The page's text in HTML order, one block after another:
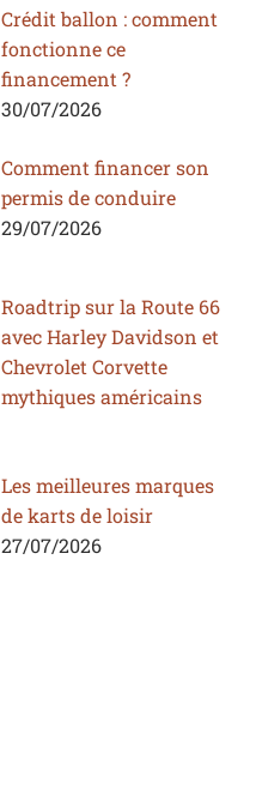
Crédit ballon : comment
fonctionne ce
financement ?
30/07/2026
Comment financer son
permis de conduire
29/07/2026
Roadtrip sur la Route 66
avec Harley Davidson et
Chevrolet Corvette
mythiques américains
Les meilleures marques
de karts de loisir
27/07/2026